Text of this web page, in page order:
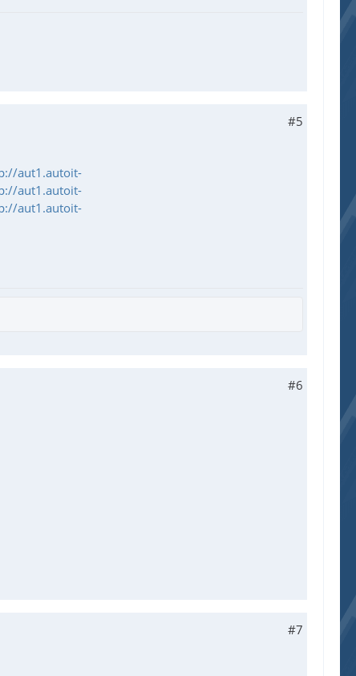
#5
aut1.autoit-
aut1.autoit-
aut1.autoit-
#6
#7